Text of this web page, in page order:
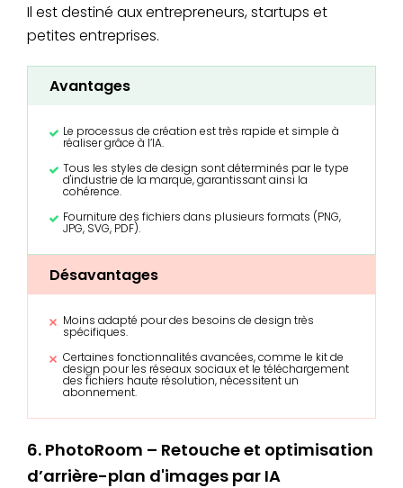
Il est destiné aux entrepreneurs, startups et
petites entreprises.
Avantages
Le processus de création est très rapide et simple à
réaliser grâce à l’IA.
Tous les styles de design sont déterminés par le type
d'industrie de la marque, garantissant ainsi la
cohérence.
Fourniture des fichiers dans plusieurs formats (PNG,
JPG, SVG, PDF).
Désavantages
Moins adapté pour des besoins de design très
spécifiques.
Certaines fonctionnalités avancées, comme le kit de
design pour les réseaux sociaux et le téléchargement
des fichiers haute résolution, nécessitent un
abonnement.
6. PhotoRoom – Retouche et optimisation
d’arrière-plan d'images par IA